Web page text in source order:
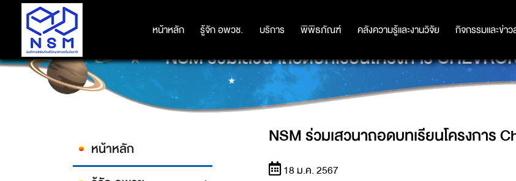
หน้าหลัก รู้จัก อพวช. บริการ พิพิธภัณฑ์ คลังความรู้และงานวิจัย กิจกรรมและข่า
หน้าหลัก รู้จัก อพวช. บริการ พิพิธภัณฑ์ คลังความรู้และงานวิจัย กิจกรรมและข่า
NSM ร่วมเสวนาถอดบทเรียนโครงการ
หน้าหลัก
NSM ร่วมเสวนาถอดบทเรียนโครงการ
18 ม.ค. 2567